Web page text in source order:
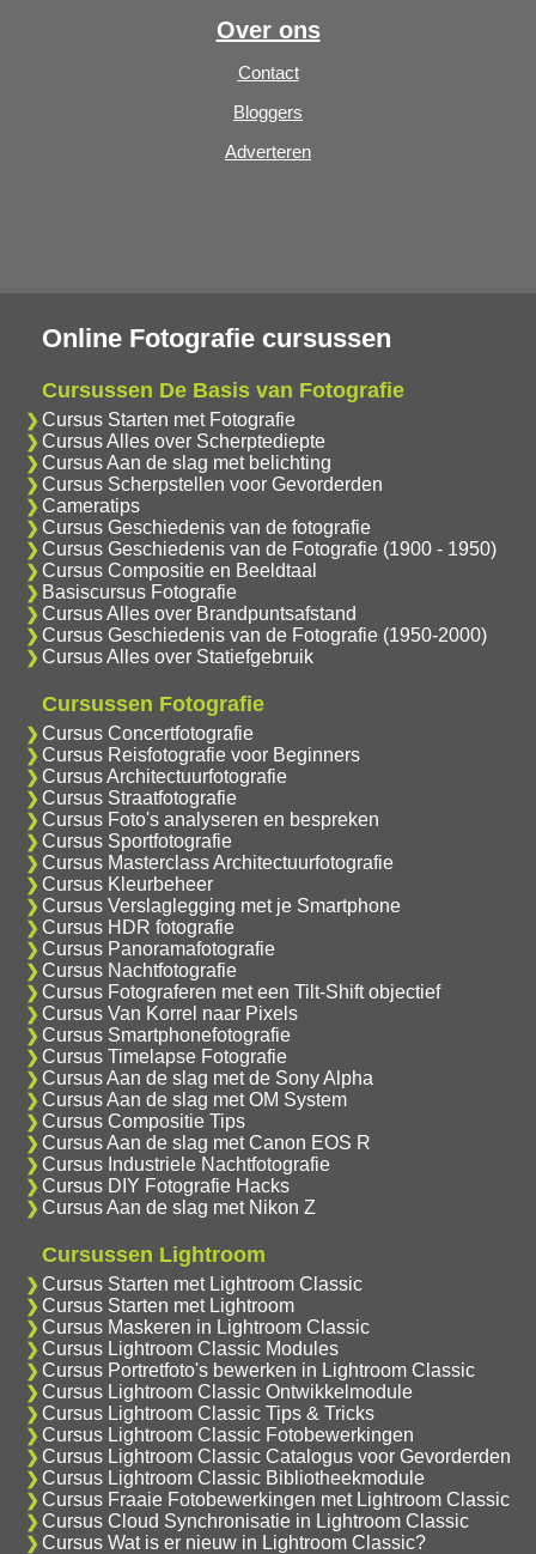
Over ons
Contact
Bloggers
Adverteren
Online Fotografie cursussen
Cursussen De Basis van Fotografie
Cursus Starten met Fotografie
Cursus Alles over Scherptediepte
Cursus Aan de slag met belichting
Cursus Scherpstellen voor Gevorderden
Cameratips
Cursus Geschiedenis van de fotografie
Cursus Geschiedenis van de Fotografie (1900 - 1950)
Cursus Compositie en Beeldtaal
Basiscursus Fotografie
Cursus Alles over Brandpuntsafstand
Cursus Geschiedenis van de Fotografie (1950-2000)
Cursus Alles over Statiefgebruik
Cursussen Fotografie
Cursus Concertfotografie
Cursus Reisfotografie voor Beginners
Cursus Architectuurfotografie
Cursus Straatfotografie
Cursus Foto's analyseren en bespreken
Cursus Sportfotografie
Cursus Masterclass Architectuurfotografie
Cursus Kleurbeheer
Cursus Verslaglegging met je Smartphone
Cursus HDR fotografie
Cursus Panoramafotografie
Cursus Nachtfotografie
Cursus Fotograferen met een Tilt-Shift objectief
Cursus Van Korrel naar Pixels
Cursus Smartphonefotografie
Cursus Timelapse Fotografie
Cursus Aan de slag met de Sony Alpha
Cursus Aan de slag met OM System
Cursus Compositie Tips
Cursus Aan de slag met Canon EOS R
Cursus Industriele Nachtfotografie
Cursus DIY Fotografie Hacks
Cursus Aan de slag met Nikon Z
Cursussen Lightroom
Cursus Starten met Lightroom Classic
Cursus Starten met Lightroom
Cursus Maskeren in Lightroom Classic
Cursus Lightroom Classic Modules
Cursus Portretfoto's bewerken in Lightroom Classic
Cursus Lightroom Classic Ontwikkelmodule
Cursus Lightroom Classic Tips & Tricks
Cursus Lightroom Classic Fotobewerkingen
Cursus Lightroom Classic Catalogus voor Gevorderden
Cursus Lightroom Classic Bibliotheekmodule
Cursus Fraaie Fotobewerkingen met Lightroom Classic
Cursus Cloud Synchronisatie in Lightroom Classic
Cursus Wat is er nieuw in Lightroom Classic?